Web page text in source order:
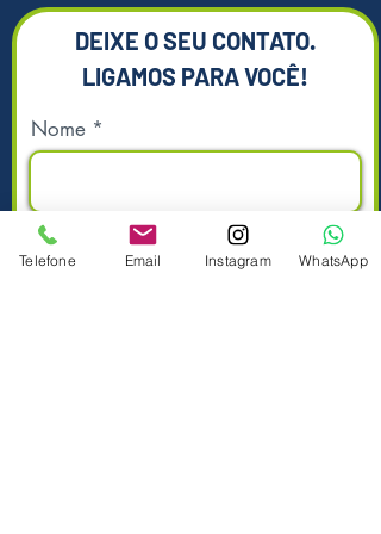
DEIXE O SEU CONTATO.
LIGAMOS PARA VOCÊ!
Nome
Sobrenome
Telefone Email Instagram WhatsApp